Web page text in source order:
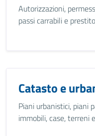
Autorizzazioni,
passi carrabili e
Catasto e
Piani urbanistici, piani
immobili, case, terreni